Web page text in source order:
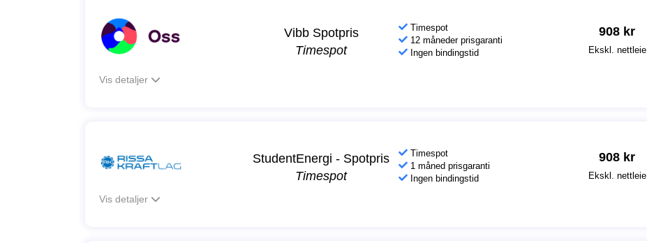
Vibb Spotpris
Timespot
Timespot
12 måneder prisgaranti
Ingen bindingstid
908 kr
Ekskl. nettleie
Vis detaljer
StudentEnergi - Spotpris
Timespot
Timespot
1 måned prisgaranti
Ingen bindingstid
908 kr
Ekskl. nettleie
Vis detaljer